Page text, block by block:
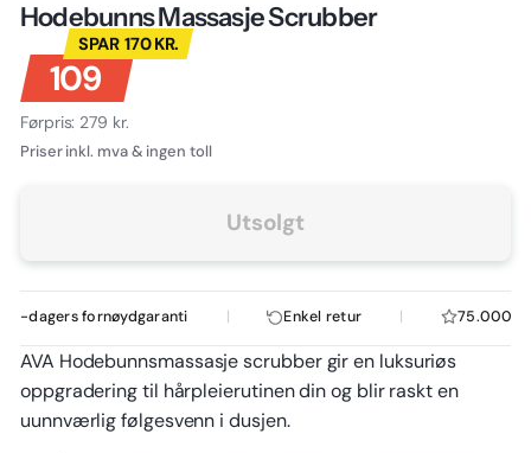
Hodebunns Massasje Scrubber
Normalpris
Tilbudspris
SPAR 170 KR.
109
Førpris: 279 kr.
Priser inkl. mva & ingen toll
Utsolgt
dagers fornøydgaranti Enkel retur 75.000+
AVA Hodebunnsmassasje scrubber gir en luksuriøs
oppgradering til hårpleierutinen din og blir raskt en
uunnværlig følgesvenn i dusjen.